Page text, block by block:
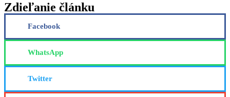
Zdieľanie článku
Facebook
WhatsApp
Twitter